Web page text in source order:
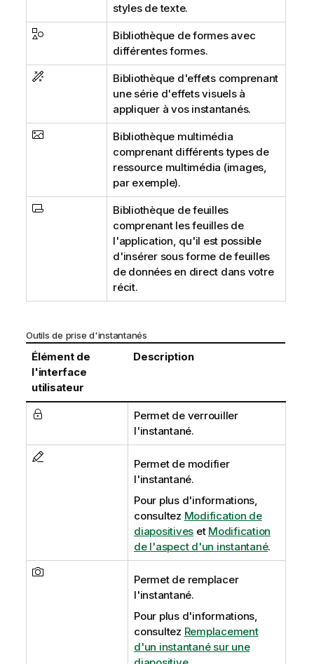
styles de texte.
Bibliothèque de formes avec
différentes formes.
Bibliothèque d'effets comprenant
une série d'effets visuels à
appliquer à vos instantanés.
Bibliothèque multimédia
comprenant différents types de
ressource multimédia (images,
par exemple).
Bibliothèque de feuilles
comprenant les feuilles de
l'application, qu'il est possible
d'insérer sous forme de feuilles
de données en direct dans votre
récit.
Outils de prise d'instantanés
Élément de
l'interface
utilisateur
Description
Permet de verrouiller
l'instantané.
Permet de modifier
l'instantané.
Pour plus d'informations,
consultez Modification de
diapositives et Modification
de l'aspect d'un instantané.
Permet de remplacer
l'instantané.
Pour plus d'informations,
consultez Remplacement
d'un instantané sur une